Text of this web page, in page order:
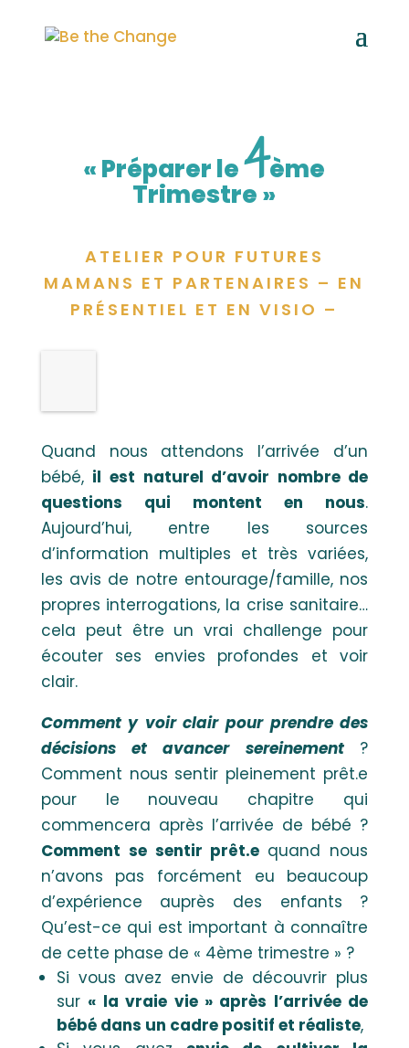
« Préparer le4ème
Trimestre »
ATELIER POUR FUTURES
MAMANS ET PARTENAIRES – EN
PRÉSENTIEL ET EN VISIO –
Quand nous attendons l’arrivée d’un
bébé, il est naturel d’avoir nombre de
questions qui montent en nous.
Aujourd’hui, entre les sources
d’information multiples et très variées,
les avis de notre entourage/famille, nos
propres interrogations, la crise sanitaire…
cela peut être un vrai challenge pour
écouter ses envies profondes et voir
clair.
Comment y voir clair pour prendre des
décisions et avancer sereinement ?
Comment nous sentir pleinement prêt.e
pour le nouveau chapitre qui
commencera après l’arrivée de bébé ?
Comment se sentir prêt.e quand nous
n’avons pas forcément eu beaucoup
d’expérience auprès des enfants ?
Qu’est-ce qui est important à connaître
de cette phase de « 4ème trimestre » ?
Si vous avez envie de découvrir plus
sur « la vraie vie » après l’arrivée de
bébé dans un cadre positif et réaliste,